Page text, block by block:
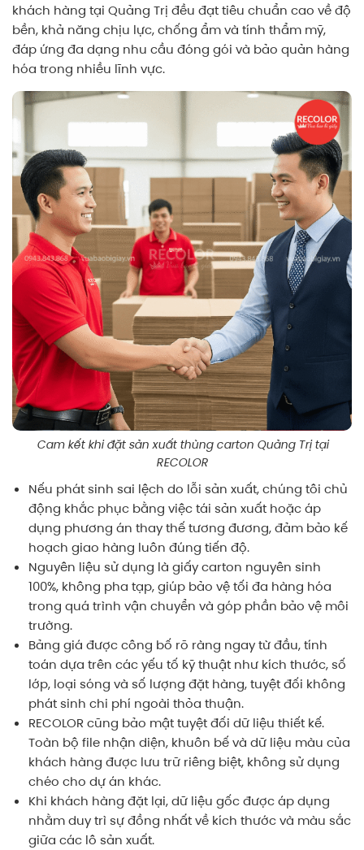
khách hàng tại Quảng Trị đều đạt tiêu chuẩn cao về độ
bền, khả năng chịu lực, chống ẩm và tính thẩm mỹ,
đáp ứng đa dạng nhu cầu đóng gói và bảo quản hàng
hóa trong nhiều lĩnh vực.
Cam kết khi đặt sản xuất thùng carton Quảng Trị tại
RECOLOR
Nếu phát sinh sai lệch do lỗi sản xuất, chúng tôi chủ
động khắc phục bằng việc tái sản xuất hoặc áp
dụng phương án thay thế tương đương, đảm bảo kế
hoạch giao hàng luôn đúng tiến độ.
Nguyên liệu sử dụng là giấy carton nguyên sinh
100%, không pha tạp, giúp bảo vệ tối đa hàng hóa
trong quá trình vận chuyển và góp phần bảo vệ môi
trường.
Bảng giá được công bố rõ ràng ngay từ đầu, tính
toán dựa trên các yếu tố kỹ thuật như kích thước, số
lớp, loại sóng và số lượng đặt hàng, tuyệt đối không
phát sinh chi phí ngoài thỏa thuận.
RECOLOR cũng bảo mật tuyệt đối dữ liệu thiết kế.
Toàn bộ file nhận diện, khuôn bế và dữ liệu màu của
khách hàng được lưu trữ riêng biệt, không sử dụng
chéo cho dự án khác.
Khi khách hàng đặt lại, dữ liệu gốc được áp dụng
nhằm duy trì sự đồng nhất về kích thước và màu sắc
giữa các lô sản xuất.